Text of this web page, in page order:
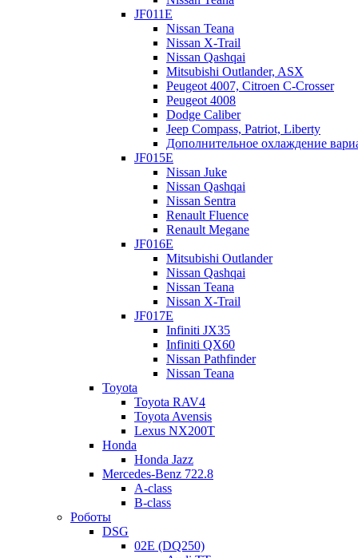
JF011E
Nissan Teana
Nissan X-Trail
Nissan Qashqai
Mitsubishi Outlander, ASX
Peugeot 4007, Citroen C-Crosser
Peugeot 4008
Dodge Caliber
Jeep Compass, Patriot, Liberty
Дополнительное охлаждение
JF015E
Nissan Juke
Nissan Qashqai
Nissan Sentra
Renault Fluence
Renault Megane
JF016E
Mitsubishi Outlander
Nissan Qashqai
Nissan Teana
Nissan X-Trail
JF017E
Infiniti JX35
Infiniti QX60
Nissan Pathfinder
Nissan Teana
Toyota
Toyota RAV4
Toyota Avensis
Lexus NX200T
Honda
Honda Jazz
Mercedes-Benz 722.8
A-class
B-class
Роботы
DSG
02E (DQ250)